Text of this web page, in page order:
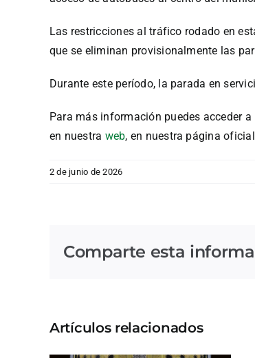
Las restricciones al tráfico rodado en
que se eliminan provisionalmente las
Durante este período, la parada en
Para más información puedes acceder
en nuestra web, en nuestra página
2 de junio de 2026
Comparte esta
Artículos relacionados